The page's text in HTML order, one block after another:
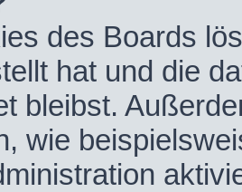
des Boards
hat und die
bleibst.
wie